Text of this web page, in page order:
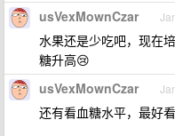
usVexMownCzar
水果还是少吃吧，现在
糖升高😢
usVexMownCzar
还有看血糖水平，最好